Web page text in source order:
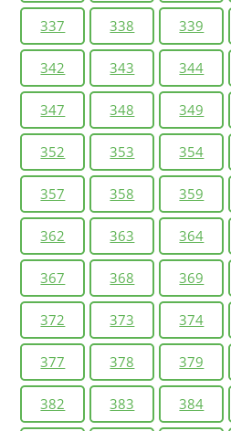
337 338 339
342 343 344
347 348 349
352 353 354
357 358 359
362 363 364
367 368 369
372 373 374
377 378 379
382 383 384